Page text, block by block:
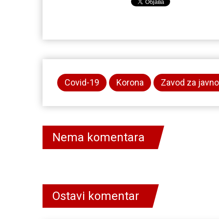
Covid-19 Korona Zavod za
Nema komentara
Ostavi komentar